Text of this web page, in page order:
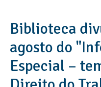
Biblioteca
agosto do
Especial –